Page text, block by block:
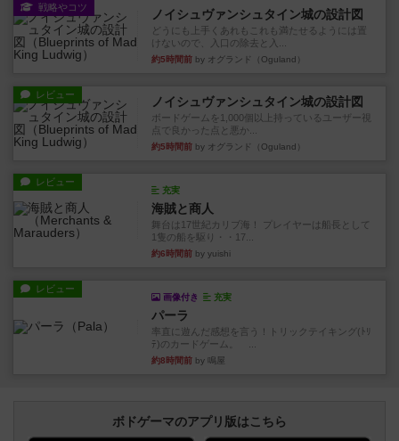
戦略やコツ ノイシュヴァンシュタイン城の設計図
どうにも上手くあれもこれも満たせるようには置
けないので、入口の除去と入...
約5時間前 by オグランド（Oguland）
レビュー ノイシュヴァンシュタイン城の設計図
ボードゲームを1,000個以上持っているユーザー視
点で良かった点と悪か...
約5時間前 by オグランド（Oguland）
レビュー
充実
海賊と商人
舞台は17世紀カリブ海！ プレイヤーは船長として
1隻の船を駆り・・17...
約6時間前 by yuishi
レビュー
画像付き 充実
パーラ
率直に遊んだ感想を言う！トリックテイキング(ﾄﾘ
ﾃ)のカードゲーム。 ...
約8時間前 by 鳴屋
ボドゲーマのアプリ版はこちら